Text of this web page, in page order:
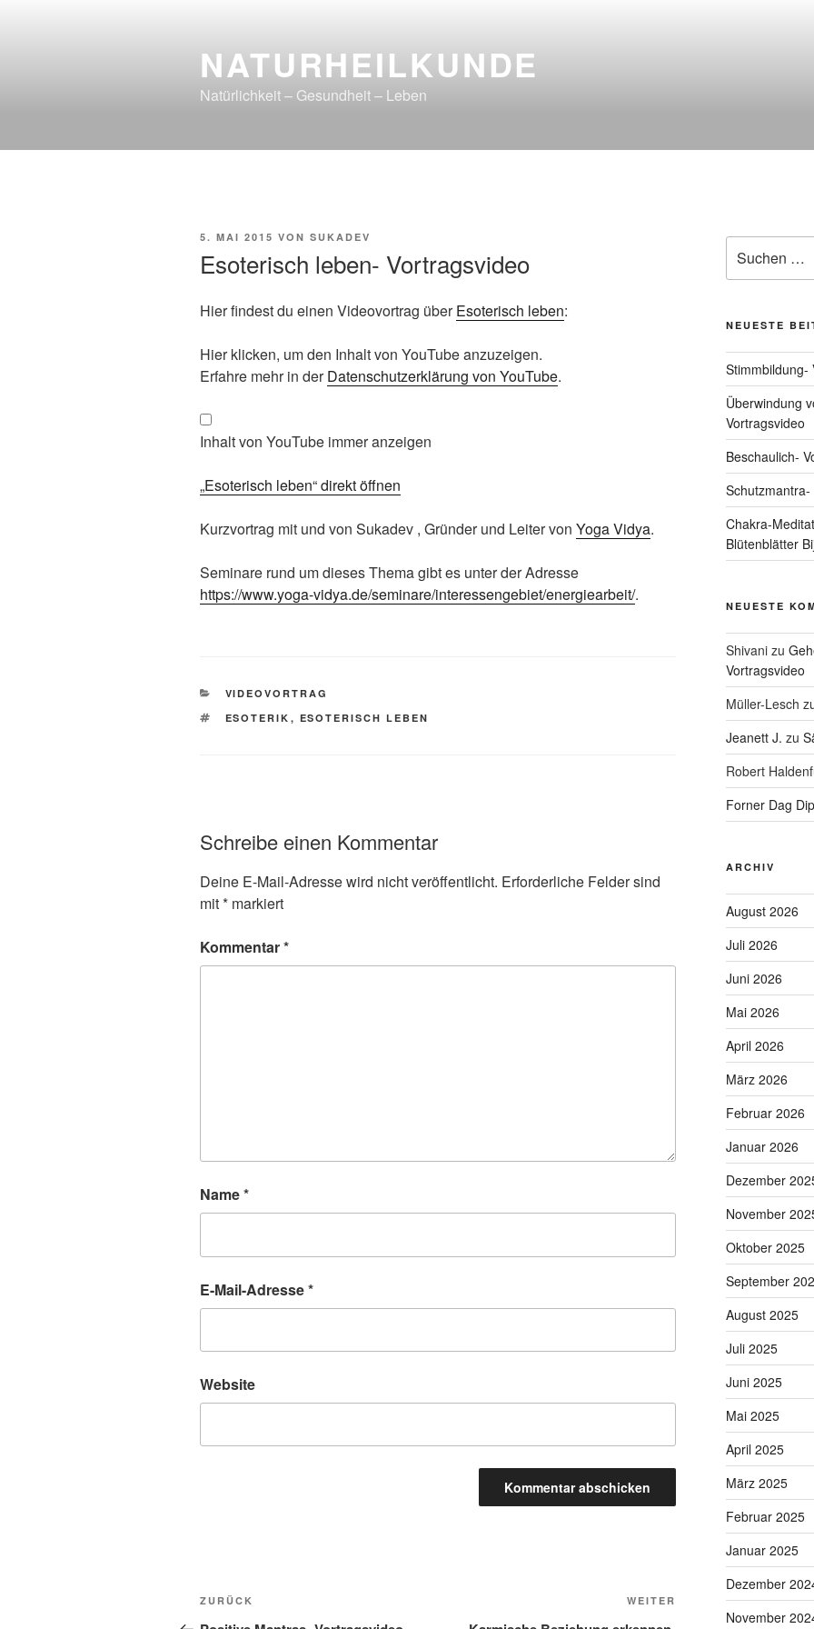
NATURHEILKUNDE
Natürlichkeit – Gesundheit – Leben
VERÖFFENTLICHT
5. MAI 2015 VON SUKADEV
Esoterisch leben- Vortragsvideo
Hier findest du einen Videovortrag überEsoterisch leben:
„Esoterisch
leben“
YouTube
anzeigen
Hier klicken, um den Inhalt von YouTube anzuzeigen.
Erfahre mehr in derDatenschutzerklärung von YouTube.
Inhalt von YouTube immer anzeigen
„Esoterisch leben“ direkt öffnen
Kurzvortrag mit und von Sukadev , Gründer und Leiter von Yoga Vidya.
Seminare rund um dieses Thema gibt es unter der Adresse
https://www.yoga-vidya.de/seminare/interessengebiet/energiearbeit/.
KATEGORIEN
VIDEOVORTRAG
SCHLAGWÖRTER
ESOTERIK , ESOTERISCH LEBEN
Schreibe einen Kommentar
Deine E-Mail-Adresse wird nicht veröffentlicht. Erforderliche Felder sind
mit* markiert
Kommentar*
Name*
E-Mail-Adresse*
Website
Beitragsnavigation
Vorheriger
ZURÜCK
Nächster
WEITER
nach:
NEUESTE
Stimmbildung-
Überwindung
Vortragsvideo
Beschaulich-
Chakra-
Blütenblätter
NEUESTE
Shivanizu
Vortragsvideo
Müller-Lesch
Jeanett J. zu
Robert
Forner Dag
ARCHIV
August 2026
Juli 2026
Juni 2026
Mai 2026
April 2026
März 2026
Februar 2026
Januar 2026
Dezember
November
Oktober 2025
September
August 2025
Juli 2025
Juni 2025
Mai 2025
April 2025
März 2025
Februar 2025
Januar 2025
Dezember
November